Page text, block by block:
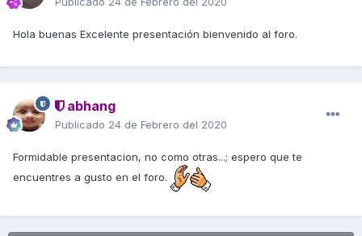
Hola buenas Excelente presentación bienvenido al foro.
abhang
Publicado 24 de Febrero del 2020
Formidable presentacion, no como otras...; espero que te
encuentres a gusto en el foro.